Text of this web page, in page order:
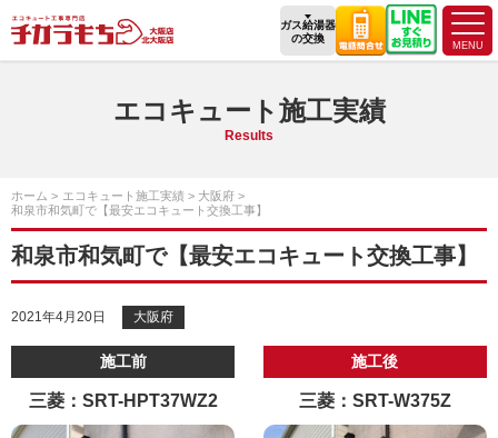
ガス給湯器
の交換
エコキュート施工実績
Results
ホーム エコキュート施工実績
大阪府
和泉市和気町で【最安エコキュート交換工事】
和泉市和気町で【最安エコキュート交換工事】
2021年4月20日 大阪府
施工前
三菱：SRT-HPT37WZ2
施工後
三菱：SRT-W375Z